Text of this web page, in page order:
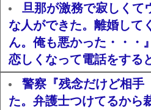
旦那が激務で寂しくて
な人ができた。離婚して
ん。俺も悪かった・・・
恋しくなって電話をする
警察『残念だけど相手
た。弁護士つけてるから